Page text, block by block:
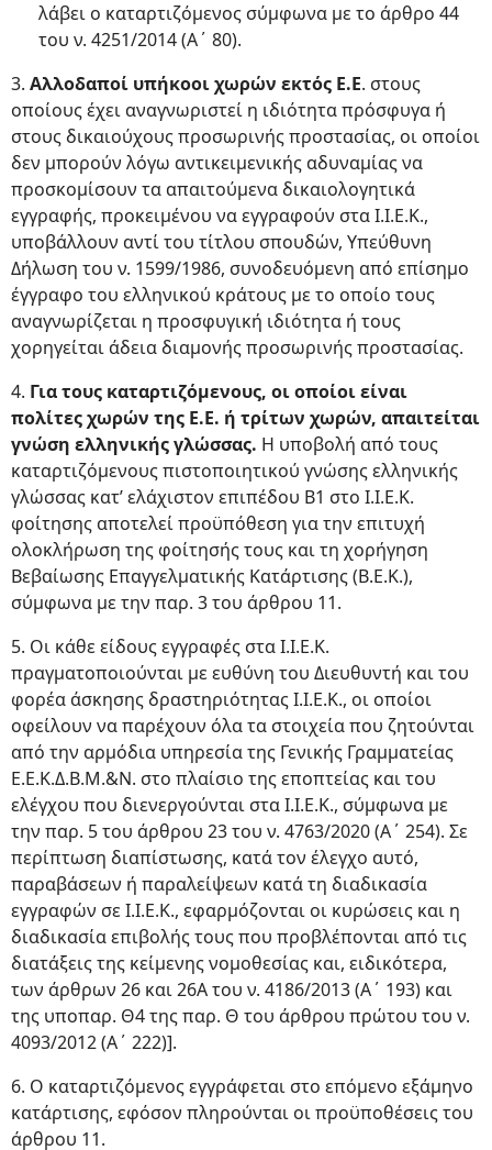
λάβει ο καταρτιζόμενος σύμφωνα με τo άρθρο 44
του ν. 4251/2014 (Α΄ 80).
3. Αλλοδαποί υπήκοοι χωρών εκτός Ε.Ε. στους
οποίους έχει αναγνωριστεί η ιδιότητα πρόσφυγα ή
στους δικαιούχους προσωρινής προστασίας, οι οποίοι
δεν μπορούν λόγω αντικειμενικής αδυναμίας να
προσκομίσουν τα απαιτούμενα δικαιολογητικά
εγγραφής, προκειμένου να εγγραφούν στα Ι.Ι.Ε.Κ.,
υποβάλλουν αντί του τίτλου σπουδών, Υπεύθυνη
Δήλωση του ν. 1599/1986, συνοδευόμενη από επίσημο
έγγραφο του ελληνικού κράτους με το οποίο τους
αναγνωρίζεται η προσφυγική ιδιότητα ή τους
χορηγείται άδεια διαμονής προσωρινής προστασίας.
4. Για τους καταρτιζόμενους, οι οποίοι είναι
πολίτες χωρών της Ε.Ε. ή τρίτων χωρών, απαιτείται
γνώση ελληνικής γλώσσας. Η υποβολή από τους
καταρτιζόμενους πιστοποιητικού γνώσης ελληνικής
γλώσσας κατ’ ελάχιστον επιπέδου Β1 στο Ι.Ι.Ε.Κ.
φοίτησης αποτελεί προϋπόθεση για την επιτυχή
ολοκλήρωση της φοίτησής τους και τη χορήγηση
Βεβαίωσης Επαγγελματικής Κατάρτισης (Β.Ε.Κ.),
σύμφωνα με την παρ. 3 του άρθρου 11.
5. Οι κάθε είδους εγγραφές στα Ι.Ι.Ε.Κ.
πραγματοποιούνται με ευθύνη του Διευθυντή και του
φορέα άσκησης δραστηριότητας Ι.Ι.Ε.Κ., οι οποίοι
οφείλουν να παρέχουν όλα τα στοιχεία που ζητούνται
από την αρμόδια υπηρεσία της Γενικής Γραμματείας
Ε.Ε.Κ.Δ.Β.Μ.&Ν. στο πλαίσιο της εποπτείας και του
ελέγχου που διενεργούνται στα Ι.Ι.Ε.Κ., σύμφωνα με
την παρ. 5 του άρθρου 23 του ν. 4763/2020 (Α΄ 254). Σε
περίπτωση διαπίστωσης, κατά τον έλεγχο αυτό,
παραβάσεων ή παραλείψεων κατά τη διαδικασία
εγγραφών σε Ι.Ι.Ε.Κ., εφαρμόζονται οι κυρώσεις και η
διαδικασία επιβολής τους που προβλέπονται από τις
διατάξεις της κείμενης νομοθεσίας και, ειδικότερα,
των άρθρων 26 και 26Α του ν. 4186/2013 (Α΄ 193) και
της υποπαρ. Θ4 της παρ. Θ του άρθρου πρώτου του ν.
4093/2012 (Α΄ 222)].
6. Ο καταρτιζόμενος εγγράφεται στο επόμενο εξάμηνο
κατάρτισης, εφόσον πληρούνται οι προϋποθέσεις του
άρθρου 11.